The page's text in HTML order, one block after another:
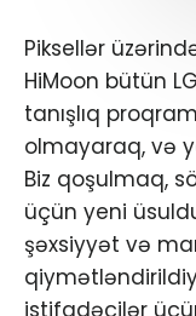
Piksellər
HiMoon bütün
tanışlıq
olmayaraq, və
Biz qoşulmaq,
üçün yeni
şəxsiyyət və